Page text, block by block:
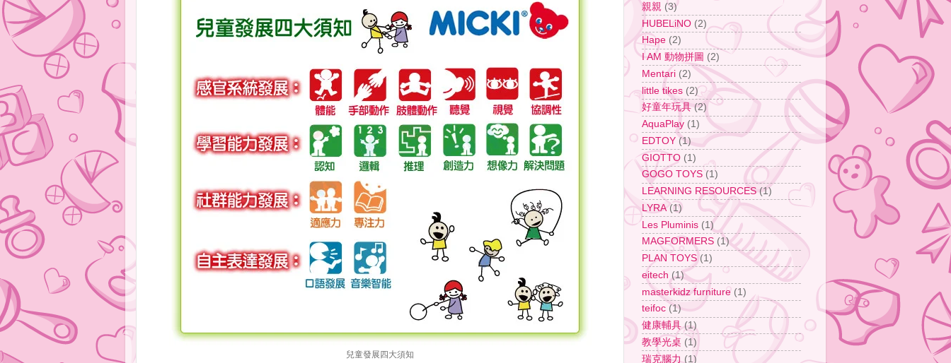
兒童發展四大須知
親親 (3)
HUBELiNO (2)
Hape (2)
I AM 動物拼圖 (2)
Mentari (2)
little tikes (2)
好童年玩具 (2)
AquaPlay (1)
EDTOY (1)
GIOTTO (1)
GOGO TOYS (1)
LEARNING RESOURCES (1)
LYRA (1)
Les Pluminis (1)
MAGFORMERS (1)
PLAN TOYS (1)
eitech (1)
masterkidz furniture (1)
teifoc (1)
健康輔具 (1)
教學光桌 (1)
瑞克腦力 (1)